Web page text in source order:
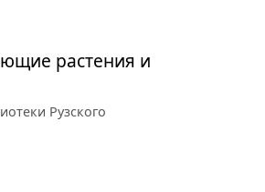
растения и
Рузского